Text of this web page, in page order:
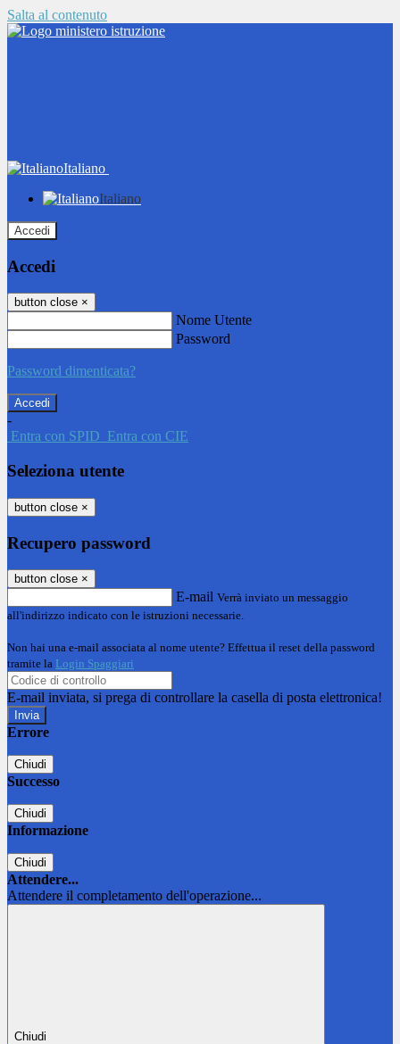
Salta al contenuto
Italiano
Italiano
Accedi
Accedi
button close ×
Nome Utente
Password
Password dimenticata?
-
Entra con SPID Entra con CIE
Seleziona utente
button close ×
Recupero password
button close ×
E-mail Verrà inviato un messaggio
all'indirizzo indicato con le istruzioni necessarie.
Non hai una e-mail associata al nome utente? Effettua il reset della password
tramite la Login Spaggiari
E-mail inviata, si prega di controllare la casella di posta elettronica!
Errore
Chiudi
Successo
Chiudi
Informazione
Chiudi
Attendere...
Attendere il completamento dell'operazione...
Chiudi